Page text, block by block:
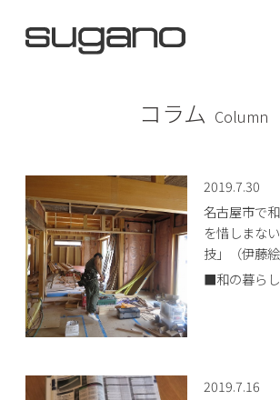
コラム Column
2019.7.30
名古屋市で
を惜しまな
技」（伊藤絵
■和の暮ら
2019.7.16